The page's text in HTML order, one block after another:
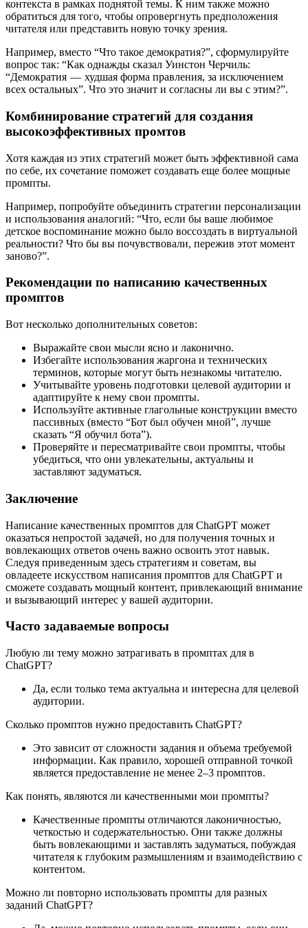
контекста в рамках поднятой темы. К ним также можно
обратиться для того, чтобы опровергнуть предположения
читателя или представить новую точку зрения.
Например, вместо “Что такое демократия?”, сформулируйте
вопрос так: “Как однажды сказал Уинстон Черчиль:
“Демократия — худшая форма правления, за исключением
всех остальных”. Что это значит и согласны ли вы с этим?”.
Комбинирование стратегий для создания
высокоэффективных промтов
Хотя каждая из этих стратегий может быть эффективной сама
по себе, их сочетание поможет создавать еще более мощные
промпты.
Например, попробуйте объединить стратегии персонализации
и использования аналогий: “Что, если бы ваше любимое
детское воспоминание можно было воссоздать в виртуальной
реальности? Что бы вы почувствовали, пережив этот момент
заново?”.
Рекомендации по написанию качественных
промптов
Вот несколько дополнительных советов:
Выражайте свои мысли ясно и лаконично.
Избегайте использования жаргона и технических
терминов, которые могут быть незнакомы читателю.
Учитывайте уровень подготовки целевой аудитории и
адаптируйте к нему свои промпты.
Используйте активные глагольные конструкции вместо
пассивных (вместо “Бот был обучен мной”, лучше
сказать “Я обучил бота”).
Проверяйте и пересматривайте свои промпты, чтобы
убедиться, что они увлекательны, актуальны и
заставляют задуматься.
Заключение
Написание качественных промптов для ChatGPT может
оказаться непростой задачей, но для получения точных и
вовлекающих ответов очень важно освоить этот навык.
Следуя приведенным здесь стратегиям и советам, вы
овладеете искусством написания промптов для ChatGPT и
сможете создавать мощный контент, привлекающий внимание
и вызывающий интерес у вашей аудитории.
Часто задаваемые вопросы
Любую ли тему можно затрагивать в промптах для в
ChatGPT?
Да, если только тема актуальна и интересна для целевой
аудитории.
Сколько промптов нужно предоставить ChatGPT?
Это зависит от сложности задания и объема требуемой
информации. Как правило, хорошей отправной точкой
является предоставление не менее 2–3 промптов.
Как понять, являются ли качественными мои промпты?
Качественные промпты отличаются лаконичностью,
четкостью и содержательностью. Они также должны
быть вовлекающими и заставлять задуматься, побуждая
читателя к глубоким размышлениям и взаимодействию с
контентом.
Можно ли повторно использовать промпты для разных
заданий ChatGPT?